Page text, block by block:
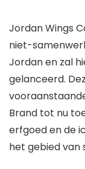
Jordan Wings
niet-
Jordan en zal
gelanceerd.
Brand tot nu
erfgoed en de
het gebied van